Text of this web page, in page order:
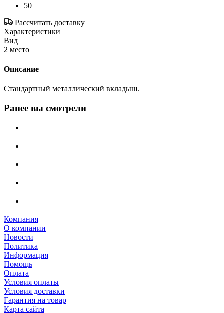
50
Рассчитать доставку
Характеристики
Вид
2 место
Описание
Стандартный металлический вкладыш.
Ранее вы смотрели
Компания
О компании
Новости
Политика
Информация
Помощь
Оплата
Условия оплаты
Условия доставки
Гарантия на товар
Карта сайта